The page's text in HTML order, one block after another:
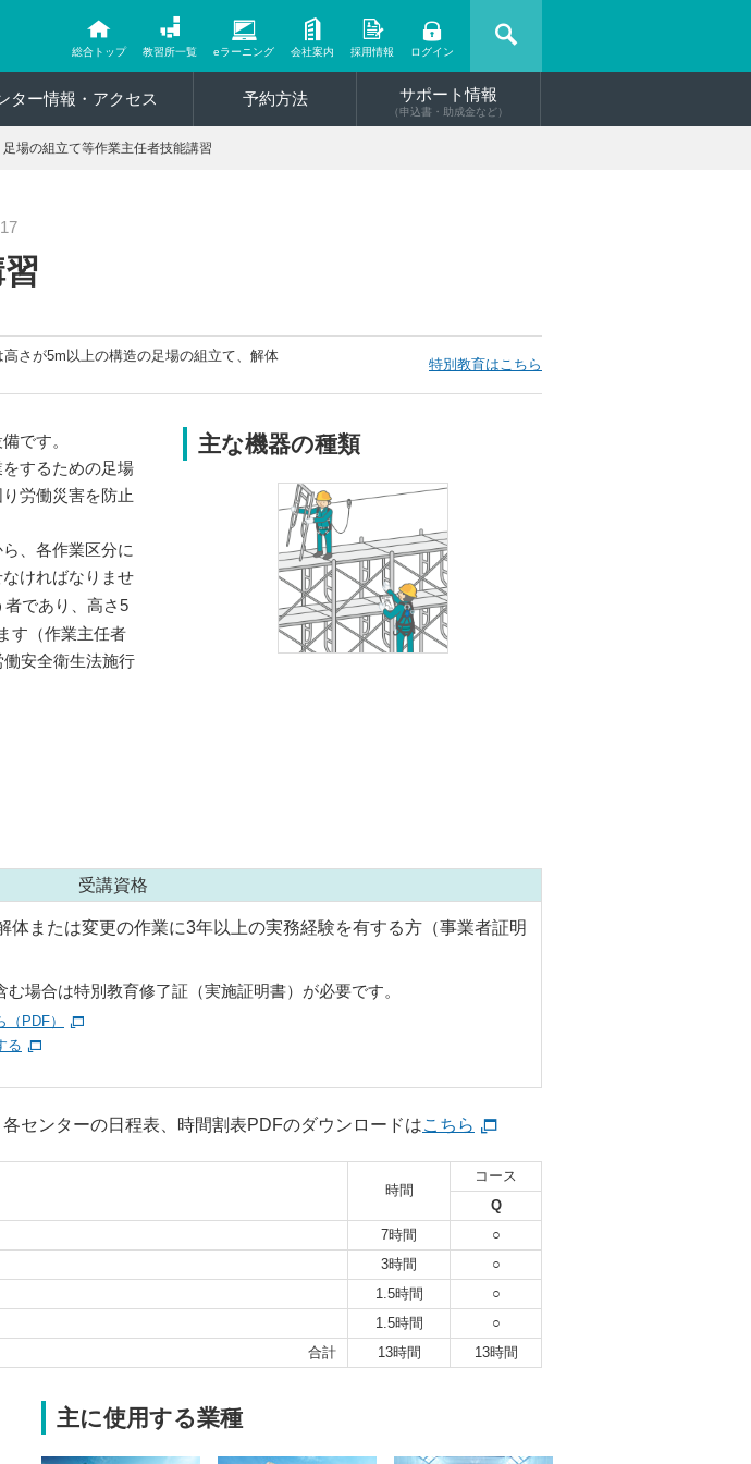
総合トップ 教習所一覧 eラーニング 会社案内 採用情報 ログイン
ター情報・アクセス 予約方法 サポート情報
（申込書・助成金など）
足場の組立て等作業主任者技能講習
さが5m以上の構造の足場の組立て、解体
特別教育はこちら
です。
するための足場
労働災害を防止
、各作業区分に
ければなりませ
者であり、高さ5
す（作業主任者
安全衛生法施行
主な機器の種類
受講資格
体または変更の作業に3年以上の実務経験を有する方（事業者証明
場合は特別教育修了証（実施証明書）が必要です。
PDF）
る
各センターの日程表、時間割表PDFのダウンロードはこちら
時間
コース
Q
7時間
○
3時間
○
1.5時間
○
1.5時間
○
合計
13時間 13時間
主に使用する業種